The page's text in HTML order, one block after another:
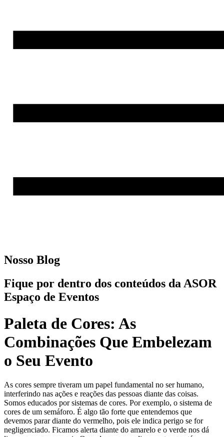
Nosso Blog
Fique por dentro dos conteúdos da ASOR
Espaço de Eventos
Paleta de Cores: As
Combinações Que Embelezam
o Seu Evento
As cores sempre tiveram um papel fundamental no ser humano,
interferindo nas ações e reações das pessoas diante das coisas.
Somos educados por sistemas de cores. Por exemplo, o sistema de
cores de um semáforo. É algo tão forte que entendemos que
devemos parar diante do vermelho, pois ele indica perigo se for
negligenciado. Ficamos alerta diante do amarelo e o verde nos dá